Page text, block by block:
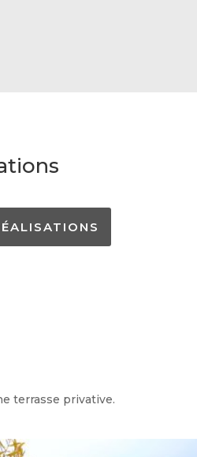
terrasse privative.